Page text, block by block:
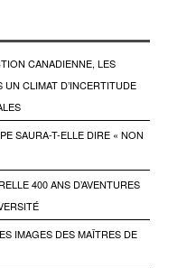
CANADIENNE, LES
CLIMAT D’INCERTITUDE
SAURA-T-ELLE DIRE « NON
400 ANS D’AVENTURES
IMAGES DES MAÎTRES DE